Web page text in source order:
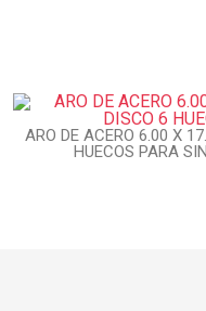
ARO DE ACERO 6.00 X
HUECOS PARA